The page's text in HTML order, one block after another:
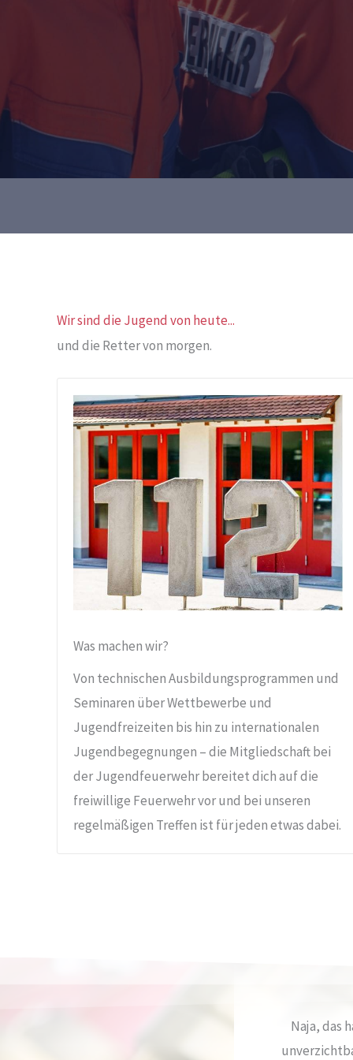
Wir sind die Jugend von heute...
und die Retter von morgen.
Was machen wir?
Von technischen Ausbildungsprogrammen und
Seminaren über Wettbewerbe und
Jugendfreizeiten bis hin zu internationalen
Jugendbegegnungen – die Mitgliedschaft bei
der Jugendfeuerwehr bereitet dich auf die
freiwillige Feuerwehr vor und bei unseren
regelmäßigen Treffen ist für jeden etwas dabei.
Naja, das